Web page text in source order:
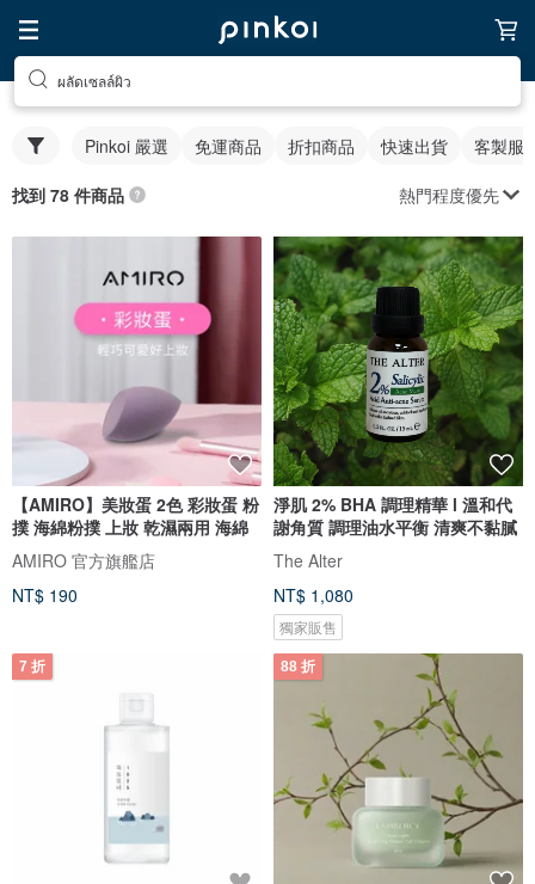
ผลัดเซลล์ผิว
Pinkoi 嚴選 免運商品 折扣商品 快速出貨 客製服
找到 78 件商品 熱門程度優先
【AMIRO】美妝蛋 2色 彩妝蛋 粉
撲 海綿粉撲 上妝 乾濕兩用 海綿
AMIRO 官方旗艦店
NT$ 190
淨肌 2% BHA 調理精華 l 溫和代
謝角質 調理油水平衡 清爽不黏膩
The Alter
NT$ 1,080
獨家販售
7 折 88 折